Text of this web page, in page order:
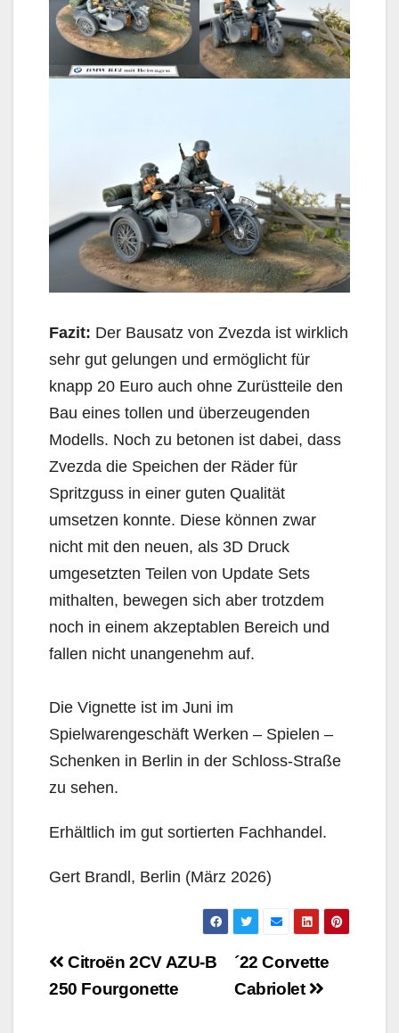
Fazit: Der Bausatz von Zvezda ist wirklich
sehr gut gelungen und ermöglicht für
knapp 20 Euro auch ohne Zurüstteile den
Bau eines tollen und überzeugenden
Modells. Noch zu betonen ist dabei, dass
Zvezda die Speichen der Räder für
Spritzguss in einer guten Qualität
umsetzen konnte. Diese können zwar
nicht mit den neuen, als 3D Druck
umgesetzten Teilen von Update Sets
mithalten, bewegen sich aber trotzdem
noch in einem akzeptablen Bereich und
fallen nicht unangenehm auf.
Die Vignette ist im Juni im
Spielwarengeschäft Werken – Spielen –
Schenken in Berlin in der Schloss-Straße
zu sehen.
Erhältlich im gut sortierten Fachhandel.
Gert Brandl, Berlin (März 2026)
Beitragsnavigation´22 Corvette
Cabriolet
Citroën 2CV AZU-B
250 Fourgonette